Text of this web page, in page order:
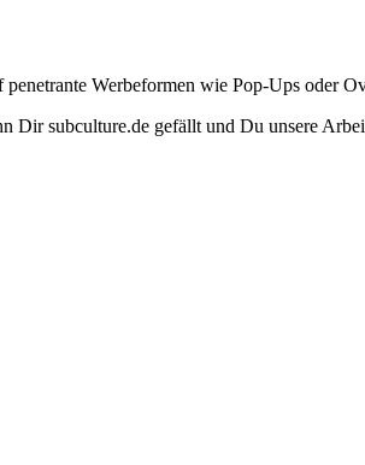
Werbeformen wie Pop-Ups oder
Dir subculture.de gefällt und Du unsere